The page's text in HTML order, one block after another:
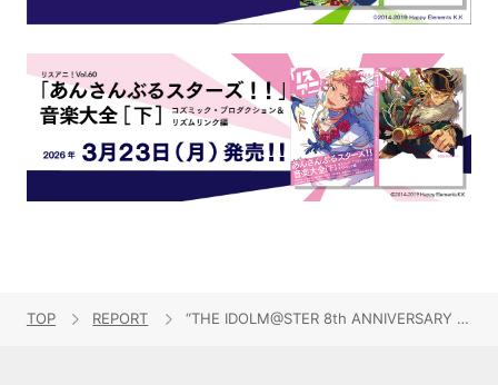
TOP REPORT “THE IDOLM@STER 8th ANNIVERSARY HOP!STEP!!FESTIV@L!!”大阪会場7/20レポート